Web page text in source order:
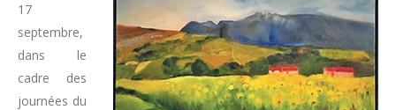
17
septembre,
dans le
cadre des
journées du